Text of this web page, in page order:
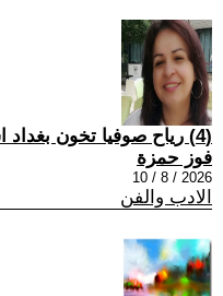
(4) رياح صوفيا تخون بغداد اسماعيل ابراهيم عبد
فوز حمزة
2026 / 8 / 10
الادب والفن